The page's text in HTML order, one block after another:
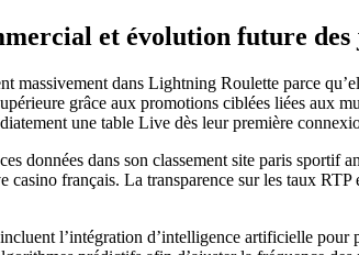
et évolution future des
massivement dans Lightning Roulette parce
grâce aux promotions ciblées liées aux
une table Live dès leur première
données dans son classement site paris sportif
casino français. La transparence sur les taux
l’intégration d’intelligence artificielle